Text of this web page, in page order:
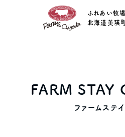
ふれあい牧場
北海道美瑛町
FARM STAY
ファームステ